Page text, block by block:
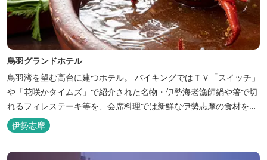
鳥羽グランドホテル
鳥羽湾を望む高台に建つホテル。 バイキングではＴＶ「スイッチ」
や「花咲かタイムズ」で紹介された名物・伊勢海老漁師鍋や箸で切
れるフィレステーキ等を、会席料理では新鮮な伊勢志摩の食材をお
楽しみいただけます。
伊勢志摩